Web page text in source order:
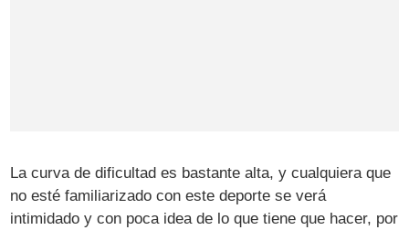
La curva de dificultad es bastante alta, y cualquiera que
no esté familiarizado con este deporte se verá
intimidado y con poca idea de lo que tiene que hacer, por